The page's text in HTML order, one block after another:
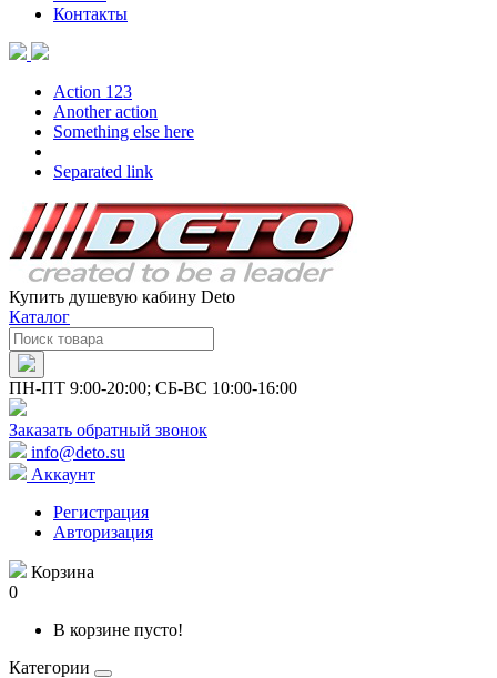
Контакты
Action 123
Another action
Something else here
Separated link
Купить душевую кабину Deto
Каталог
ПН-ПТ 9:00-20:00; СБ-ВС 10:00-16:00
Заказать обратный звонок
info@deto.su
Аккаунт
Регистрация
Авторизация
Корзина
0
В корзине пусто!
Категории